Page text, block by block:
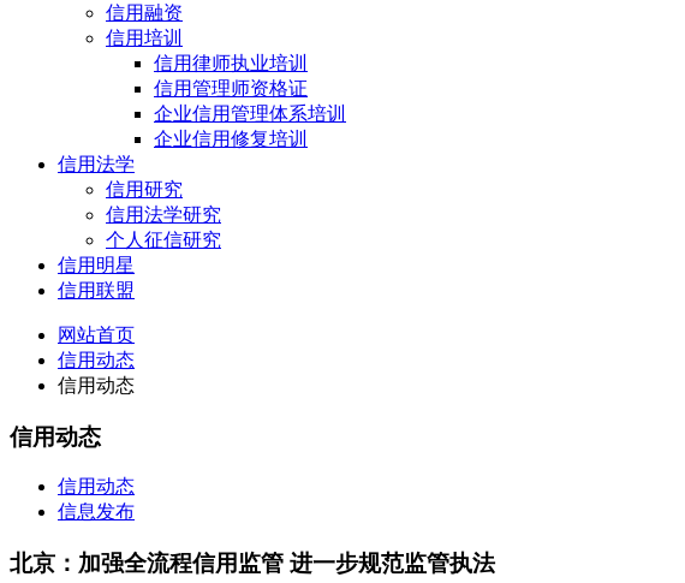
信用融资
信用培训
信用律师执业培训
信用管理师资格证
企业信用管理体系培训
企业信用修复培训
信用法学
信用研究
信用法学研究
个人征信研究
信用明星
信用联盟
网站首页
信用动态
信用动态
信用动态
信用动态
信息发布
北京：加强全流程信用监管 进一步规范监管执法